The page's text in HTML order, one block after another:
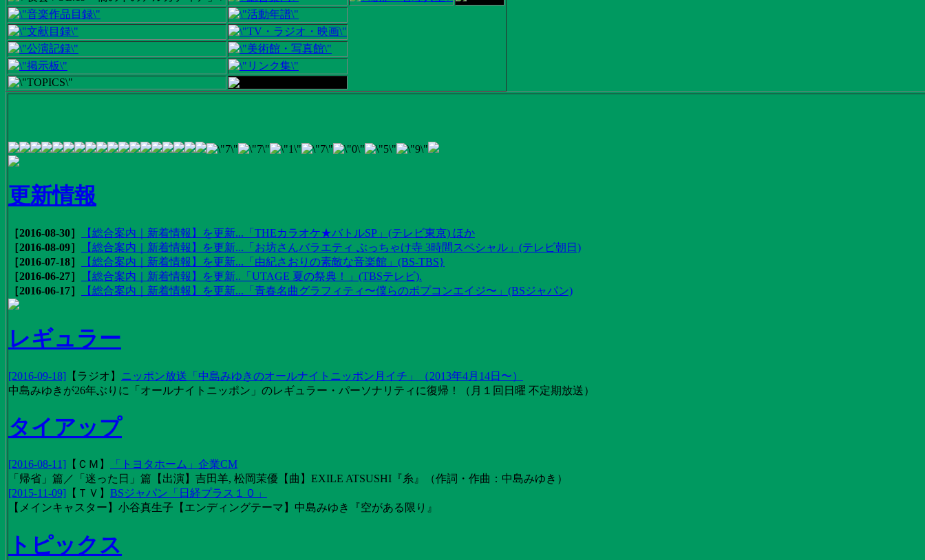
更新情報
［2016-08-30］
【総合案内｜新着情報】を更新...「THEカラオケ★バトルSP」(テレビ東京) ほか
［2016-08-09］
【総合案内｜新着情報】を更新...「お坊さんバラエティ ぶっちゃけ寺 3時間スペシャル」(テレビ朝日)
［2016-07-18］
【総合案内｜新着情報】を更新...「由紀さおりの素敵な音楽館」(BS-TBS}
［2016-06-27］
【総合案内｜新着情報】を更新..「UTAGE 夏の祭典！」(TBSテレビ).
［2016-06-17］
【総合案内｜新着情報】を更新...「青春名曲グラフィティ〜僕らのポプコンエイジ〜」(BSジャパン)
レギュラー
[2016-09-18] 【 ラジオ 】 ニッポン放送「中島みゆきのオールナイトニッポン月イチ」（2013年4月14日〜）
中島みゆきが26年ぶりに「オールナイトニッポン」のレギュラー・パーソナリティに復帰！（月１回日曜 不定期放送）
タイアップ
[2016-08-11] 【 ＣＭ 】
「トヨタホーム」企業CM
「帰省」篇／「迷った日」篇【出演】吉田羊, 松岡茉優【曲】EXILE ATSUSHI『糸』（作詞・作曲：中島みゆき）
[2015-11-09] 【 ＴＶ 】 BSジャパン「日経プラス１０」
【メインキャスター】小谷真生子【エンディングテーマ】中島みゆき『空がある限り』
トピックス